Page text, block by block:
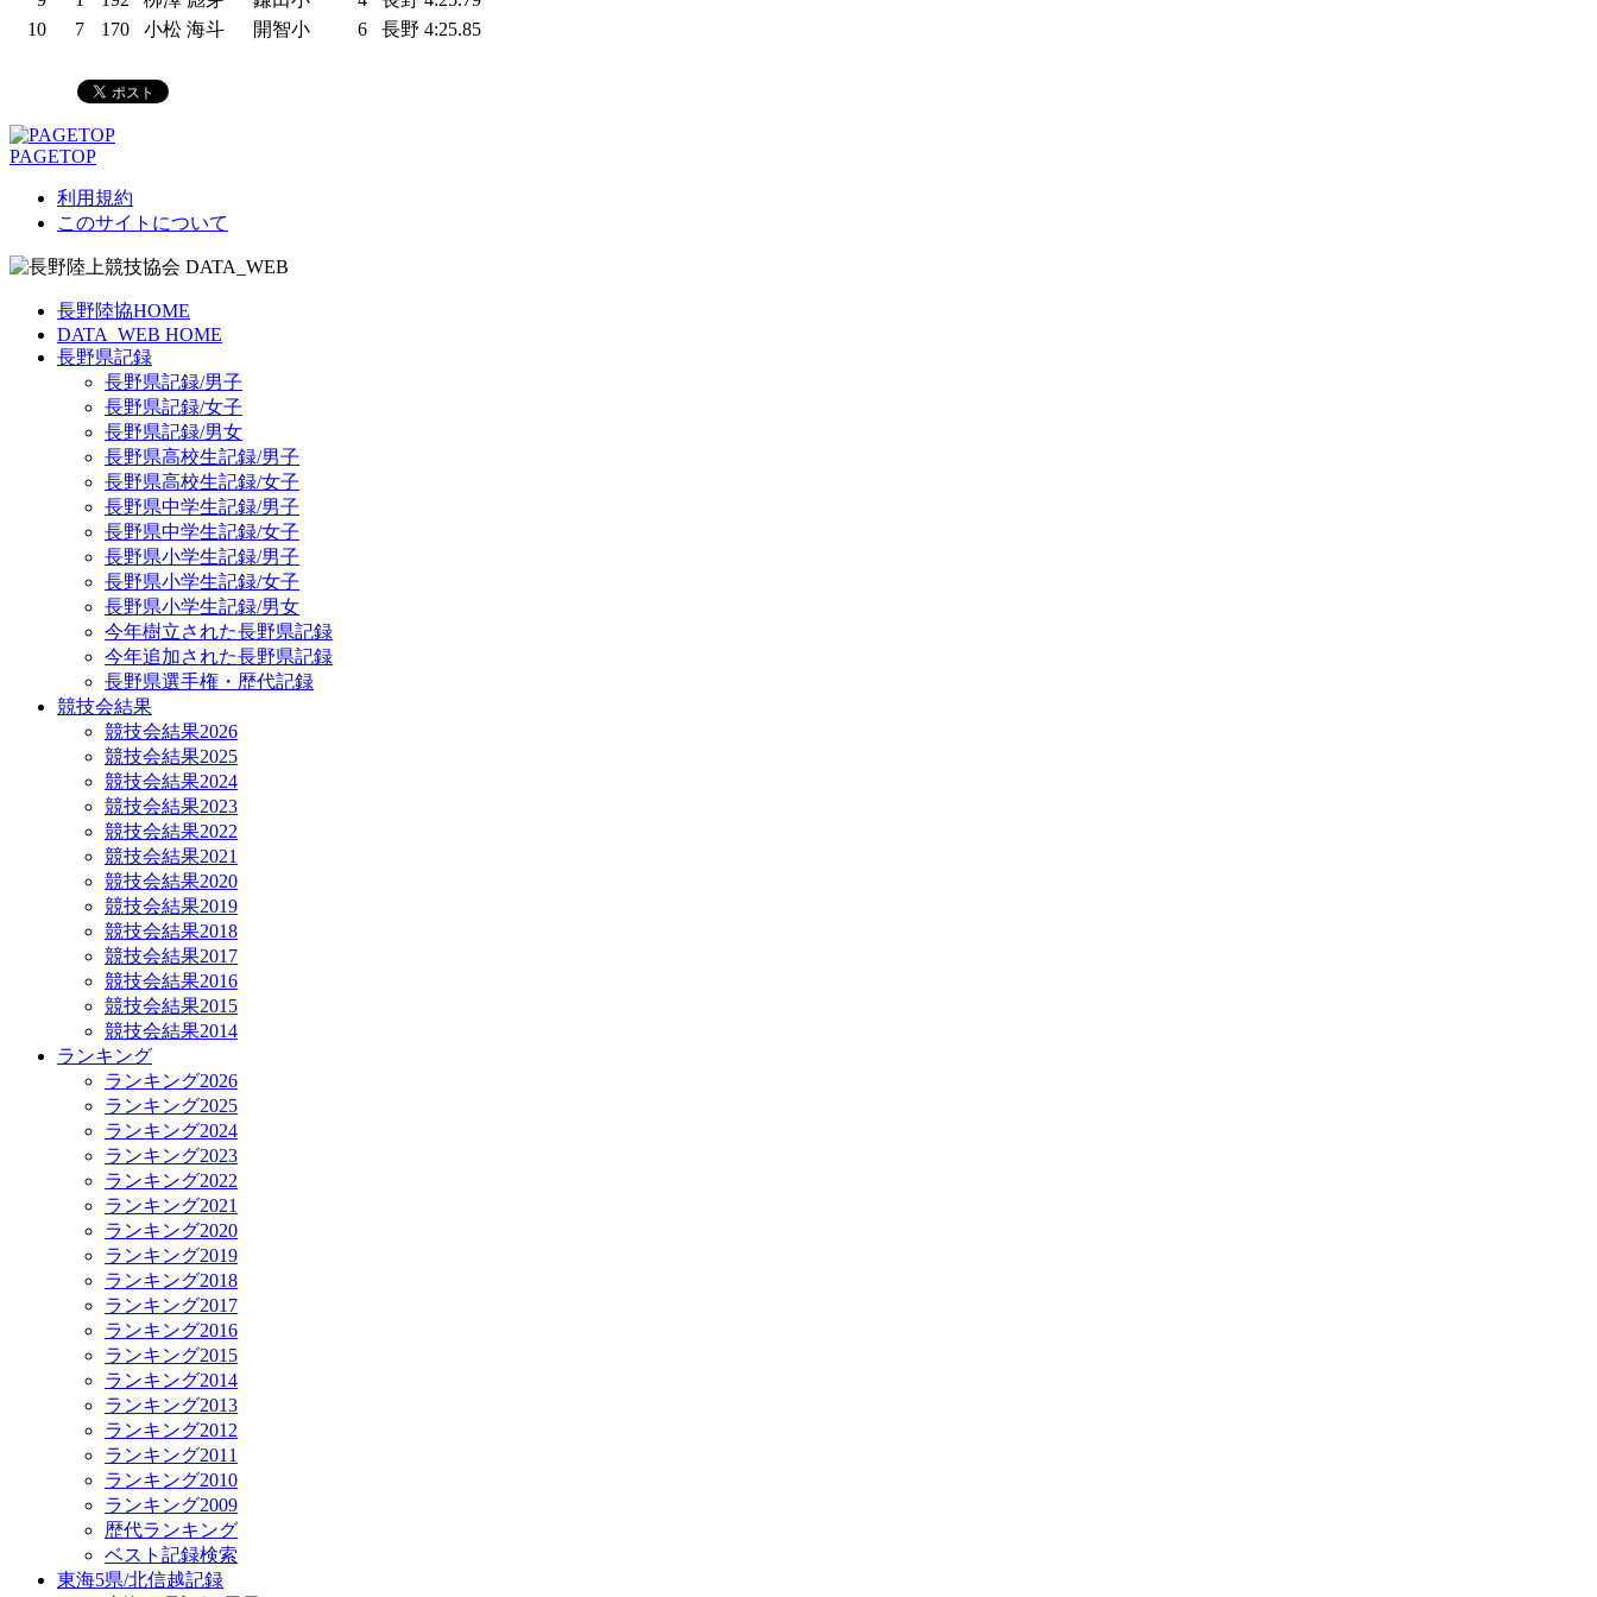
10
7 170 小松 海斗 開智小 6 長野 4:25.85
PAGETOP
利用規約
このサイトについて
長野陸協HOME
DATA_WEB HOME
長野県記録
長野県記録/男子
長野県記録/女子
長野県記録/男女
長野県高校生記録/男子
長野県高校生記録/女子
長野県中学生記録/男子
長野県中学生記録/女子
長野県小学生記録/男子
長野県小学生記録/女子
長野県小学生記録/男女
今年樹立された長野県記録
今年追加された長野県記録
長野県選手権・歴代記録
競技会結果
競技会結果2026
競技会結果2025
競技会結果2024
競技会結果2023
競技会結果2022
競技会結果2021
競技会結果2020
競技会結果2019
競技会結果2018
競技会結果2017
競技会結果2016
競技会結果2015
競技会結果2014
ランキング
ランキング2026
ランキング2025
ランキング2024
ランキング2023
ランキング2022
ランキング2021
ランキング2020
ランキング2019
ランキング2018
ランキング2017
ランキング2016
ランキング2015
ランキング2014
ランキング2013
ランキング2012
ランキング2011
ランキング2010
ランキング2009
歴代ランキング
ベスト記録検索
東海5県/北信越記録